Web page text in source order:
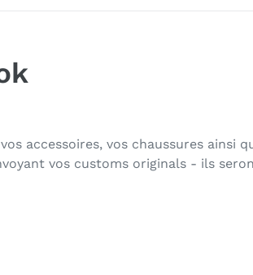
accessoires, vos chaussures ainsi
vos customs originals - ils